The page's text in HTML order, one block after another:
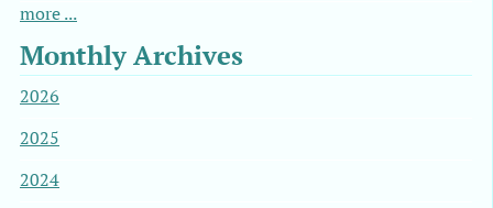
more ...
Monthly Archives
2026
2025
2024